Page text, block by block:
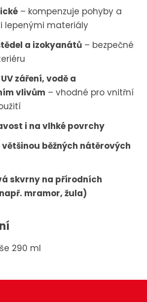
– kompenzuje pohyby a
lepenými materiály
a izokyanátů– bezpečné
záření, vodě a
vlivům – vhodné pro vnitřní
i na vlhké povrchy
běžných nátěrových
skvrny na přírodních
mramor, žula)
290 ml